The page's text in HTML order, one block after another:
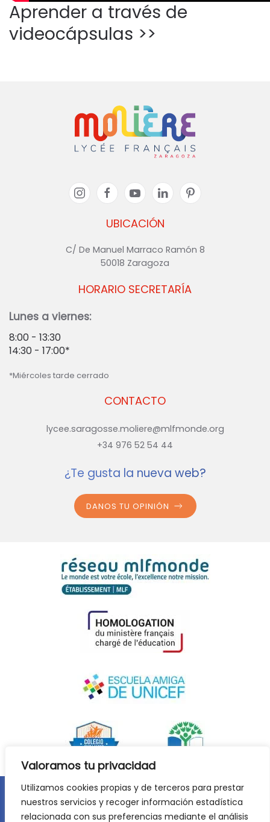
Valoramos tu privacidad
Utilizamos cookies propias y de terceros para prestar
nuestros servicios y recoger información estadística
relacionada con sus preferencias mediante el análisis
Aprender a través de
videocápsulas >>
UBICACIÓN
C/ De Manuel Marraco Ramón 8
50018 Zaragoza
CONTACTO
lycee.saragosse.moliere@mlfmonde.org
+34 976 52 54 44
HORARIO SECRETARÍA
Lunes a viernes:
8:00 - 13:30
14:30 - 17:00*
*Miércoles tarde cerrado
¿Te gusta la nueva web?
DANOS TU OPINIÓN
Aviso legal
Política de privacidad